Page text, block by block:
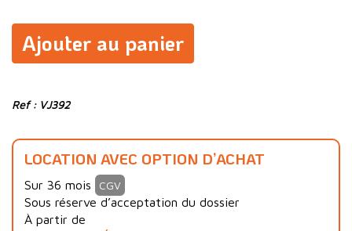
Ajouter au panier
Ref : VJ392
LOCATION AVEC OPTION D’ACHAT
Sur 36 mois CGV
Sous réserve d’acceptation du dossier
À partir de